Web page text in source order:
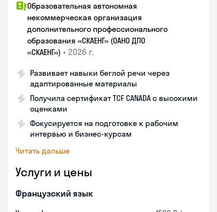
Образовательная автономная
некоммерческая организация
дополнительного профессионального
образования «СКАЕНГ» (ОАНО ДПО
«СКАЕНГ») • 2026 г.
Развивает навыки беглой речи через
адаптированные материалы
Получила сертификат TCF CANADA с высокими
оценками
Фокусируется на подготовке к рабочим
интервью и бизнес-курсам
Читать дальше
Услуги и цены
Французский язык